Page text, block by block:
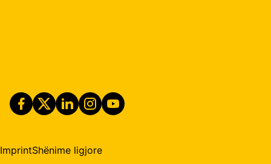
ImprintShënime ligjore